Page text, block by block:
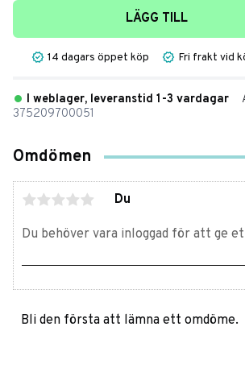
LÄGG TILL
14 dagars öppet köp Fri frakt vid
I weblager, leveranstid 1-3 vardagar
375209700051
Omdömen
Du
Bli den första att lämna ett omdöme.